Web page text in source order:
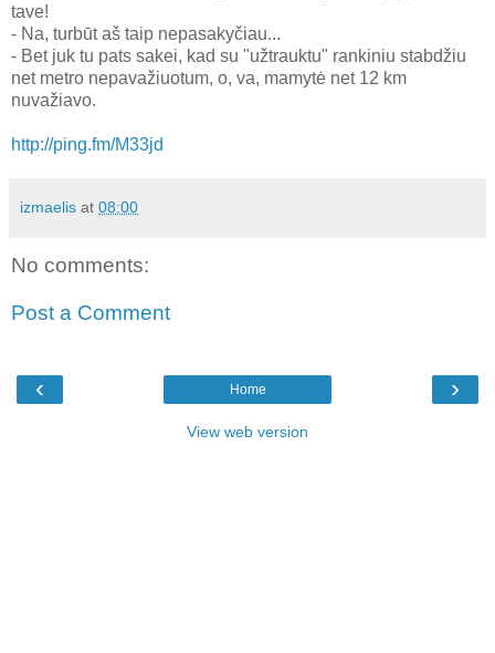
tave!
- Na, turbūt aš taip nepasakyčiau...
- Bet juk tu pats sakei, kad su "užtrauktu" rankiniu stabdžiu
net metro nepavažiuotum, o, va, mamytė net 12 km
nuvažiavo.
http://ping.fm/M33jd
izmaelis at 08:00
No comments:
Post a Comment
‹ ›
Home
View web version